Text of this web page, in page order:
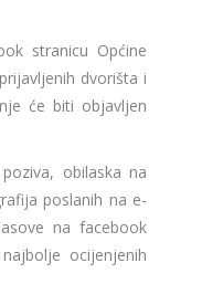
stranicu Općine
dvorišta i
će biti objavljen
obilaska na
poslanih na e-
na facebook
ocijenjenih